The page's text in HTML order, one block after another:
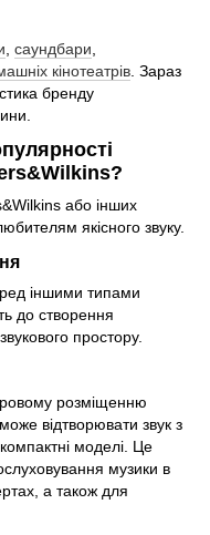
саундбари
кінотеатрів . Зараз
бренду
або інших
якісного звуку.
іншими типами
до створення
простору.
розміщенню
відтворювати звук з
моделі. Це
музики в
а також для